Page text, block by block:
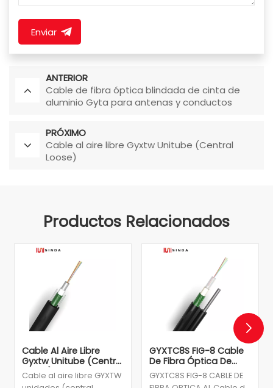
Enviar
ANTERIOR
Cable de fibra óptica blindada de cinta de
aluminio Gyta para antenas y conductos
PRÓXIMO
Cable al aire libre Gyxtw Unitube (Central
Loose)
Productos Relacionados
Cable Al Aire Libre
Gyxtw Unitube (Central
Loose)
Cable al aire libre GYXTW
GYXTC8S FIG-8 Cable
De Fibra Óptica De
Alambre De Acero
Soportado
GYXTC8S FIG-8 CABLE DE